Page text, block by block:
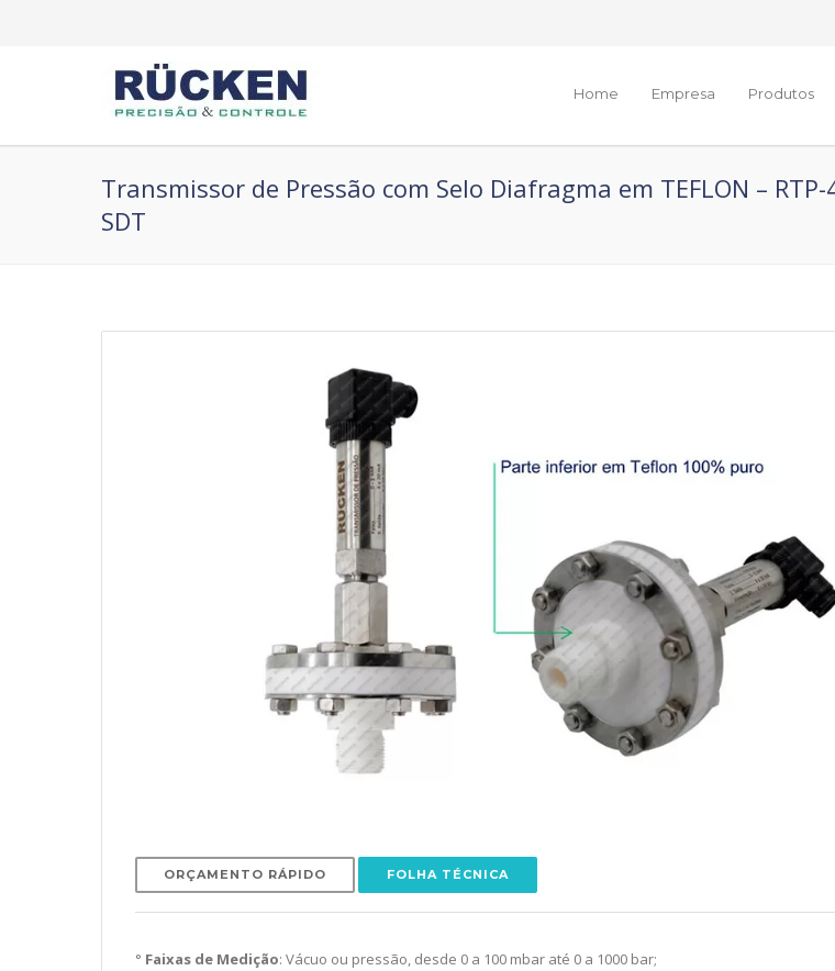
Home Empresa Produtos
Transmissor de Pressão com Selo Diafragma em TEFLON – RTP-
SDT
ORÇAMENTO RÁPIDO FOLHA TÉCNICA
° Faixas de Medição: Vácuo ou pressão, desde 0 a 100 mbar até 0 a 1000 bar;